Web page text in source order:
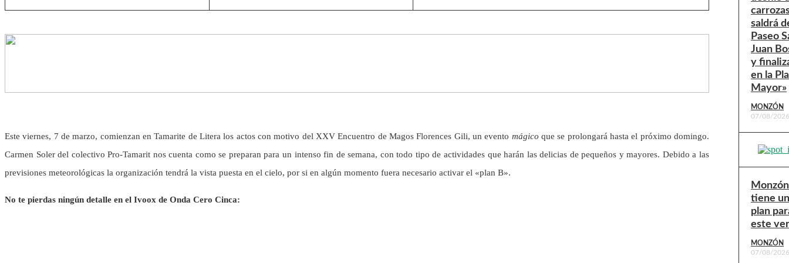
Este viernes, 7 de marzo, comienzan en Tamarite de Litera los actos con motivo del XXV Encuentro de Magos Florences Gili, un evento mágico que se prolongará hasta el próximo domingo.
Carmen Soler del colectivo Pro-Tamarit nos cuenta como se preparan para un intenso fin de semana, con todo tipo de actividades que harán las delicias de pequeños y mayores. Debido a las
previsiones meteorológicas la organización tendrá la vista puesta en el cielo, por si en algún momento fuera necesario activar el «plan B».
No te pierdas ningún detalle en el Ivoox de Onda Cero Cinca:
saldrá
Paseo
Juan
y
en la
Mayor»
MONZÓN
07/08/2026
Monzón
tiene un
plan
este
MONZÓN
07/08/2026